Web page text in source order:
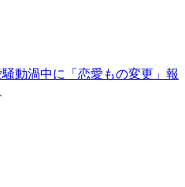
動渦中に「恋愛もの変更」報